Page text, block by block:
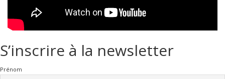
S’inscrire à la newsletter
Prénom